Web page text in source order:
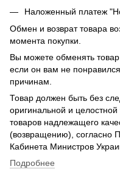
Наложенный платеж
Обмен и возврат товара
момента покупки.
Вы можете обменять товар
если он вам не
причинам.
Товар должен быть без
оригинальной и целостной
товаров надлежащего
(возвращению), согласно
Кабинета Министров
Подробнее